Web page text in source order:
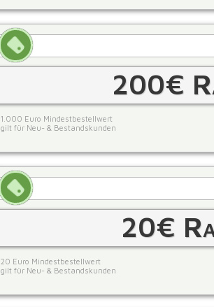
200€
1.000 Euro Mindestbestellwert
gilt für Neu- & Bestandskunden
20€
20 Euro Mindestbestellwert
gilt für Neu- & Bestandskunden